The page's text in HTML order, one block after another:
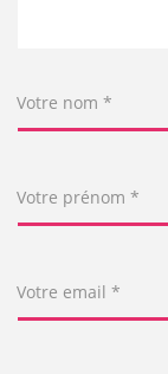
Votre nom *
Votre prénom *
Votre email *